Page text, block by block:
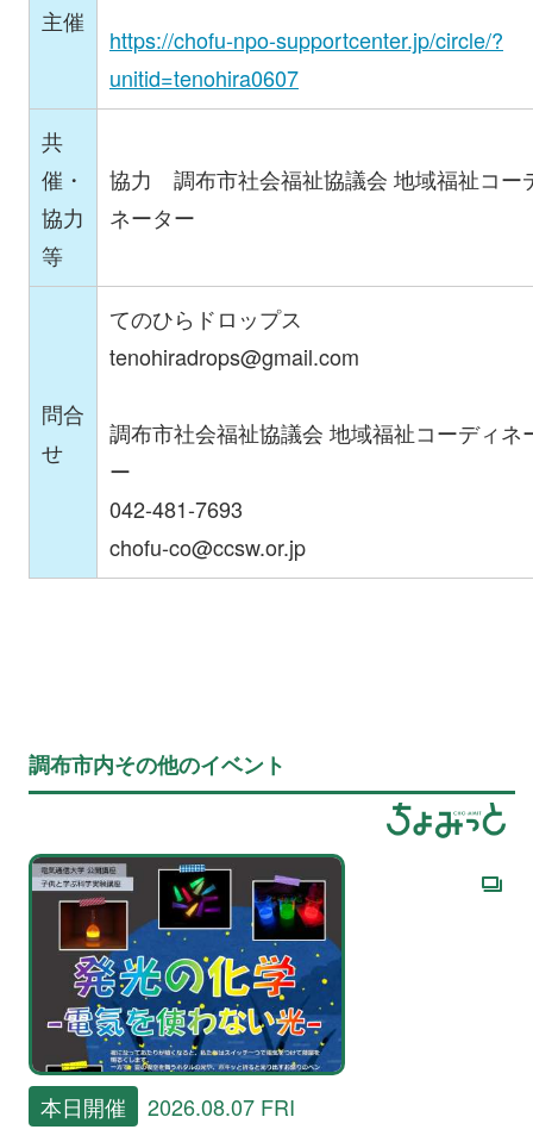
主催
https://chofu-npo-supportcenter.jp/circle/?
unitid=tenohira0607
共
催・
協力
等
協力 調布市社会福祉協議会 地域福祉コー
ネーター
問合
せ
てのひらドロップス
tenohiradrops@gmail.com
調布市社会福祉協議会 地域福祉コーディネ
ー
042-481-7693
chofu-co@ccsw.or.jp
調布市内その他のイベント
本日開催
2026.08.07 FRI